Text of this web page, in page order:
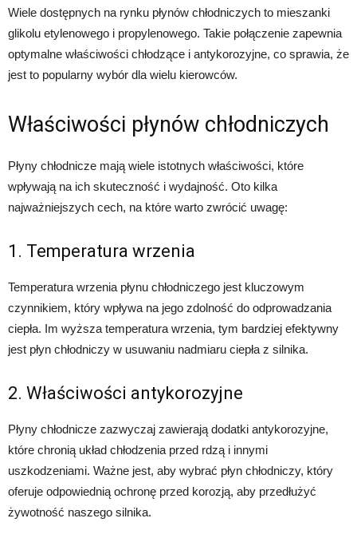
Wiele dostępnych na rynku płynów chłodniczych to mieszanki
glikolu etylenowego i propylenowego. Takie połączenie zapewnia
optymalne właściwości chłodzące i antykorozyjne, co sprawia, że
jest to popularny wybór dla wielu kierowców.
Właściwości płynów chłodniczych
Płyny chłodnicze mają wiele istotnych właściwości, które
wpływają na ich skuteczność i wydajność. Oto kilka
najważniejszych cech, na które warto zwrócić uwagę:
1. Temperatura wrzenia
Temperatura wrzenia płynu chłodniczego jest kluczowym
czynnikiem, który wpływa na jego zdolność do odprowadzania
ciepła. Im wyższa temperatura wrzenia, tym bardziej efektywny
jest płyn chłodniczy w usuwaniu nadmiaru ciepła z silnika.
2. Właściwości antykorozyjne
Płyny chłodnicze zazwyczaj zawierają dodatki antykorozyjne,
które chronią układ chłodzenia przed rdzą i innymi
uszkodzeniami. Ważne jest, aby wybrać płyn chłodniczy, który
oferuje odpowiednią ochronę przed korozją, aby przedłużyć
żywotność naszego silnika.